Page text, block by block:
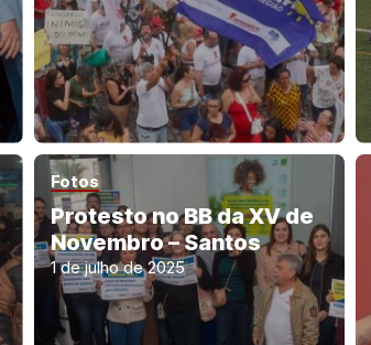
Fotos
Protesto no BB da XV de
Novembro – Santos
1 de julho de 2025